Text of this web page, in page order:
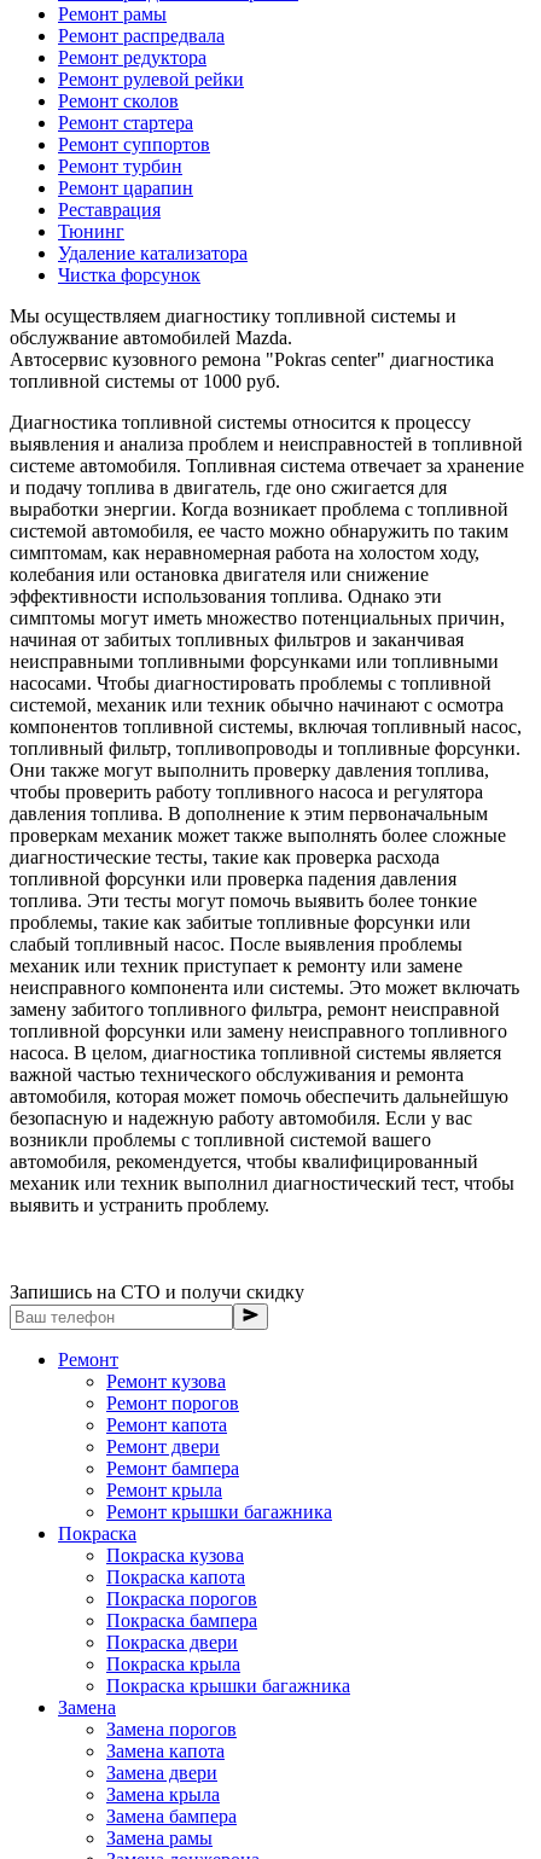
Ремонт рамы
Ремонт распредвала
Ремонт редуктора
Ремонт рулевой рейки
Ремонт сколов
Ремонт стартера
Ремонт суппортов
Ремонт турбин
Ремонт царапин
Реставрация
Тюнинг
Удаление катализатора
Чистка форсунок
Мы осуществляем диагностику топливной системы и
обслужвание автомобилей Mazda.
Автосервис кузовного ремона "Pokras center" диагностика
топливной системы от 1000 руб.
Диагностика топливной системы относится к процессу
выявления и анализа проблем и неисправностей в топливной
системе автомобиля. Топливная система отвечает за хранение
и подачу топлива в двигатель, где оно сжигается для
выработки энергии. Когда возникает проблема с топливной
системой автомобиля, ее часто можно обнаружить по таким
симптомам, как неравномерная работа на холостом ходу,
колебания или остановка двигателя или снижение
эффективности использования топлива. Однако эти
симптомы могут иметь множество потенциальных причин,
начиная от забитых топливных фильтров и заканчивая
неисправными топливными форсунками или топливными
насосами. Чтобы диагностировать проблемы с топливной
системой, механик или техник обычно начинают с осмотра
компонентов топливной системы, включая топливный насос,
топливный фильтр, топливопроводы и топливные форсунки.
Они также могут выполнить проверку давления топлива,
чтобы проверить работу топливного насоса и регулятора
давления топлива. В дополнение к этим первоначальным
проверкам механик может также выполнять более сложные
диагностические тесты, такие как проверка расхода
топливной форсунки или проверка падения давления
топлива. Эти тесты могут помочь выявить более тонкие
проблемы, такие как забитые топливные форсунки или
слабый топливный насос. После выявления проблемы
механик или техник приступает к ремонту или замене
неисправного компонента или системы. Это может включать
замену забитого топливного фильтра, ремонт неисправной
топливной форсунки или замену неисправного топливного
насоса. В целом, диагностика топливной системы является
важной частью технического обслуживания и ремонта
автомобиля, которая может помочь обеспечить дальнейшую
безопасную и надежную работу автомобиля. Если у вас
возникли проблемы с топливной системой вашего
автомобиля, рекомендуется, чтобы квалифицированный
механик или техник выполнил диагностический тест, чтобы
выявить и устранить проблему.
Запишись на СТО и получи скидку
Ремонт
Ремонт кузова
Ремонт порогов
Ремонт капота
Ремонт двери
Ремонт бампера
Ремонт крыла
Ремонт крышки багажника
Покраска
Покраска кузова
Покраска капота
Покраска порогов
Покраска бампера
Покраска двери
Покраска крыла
Покраска крышки багажника
Замена
Замена порогов
Замена капота
Замена двери
Замена крыла
Замена бампера
Замена рамы